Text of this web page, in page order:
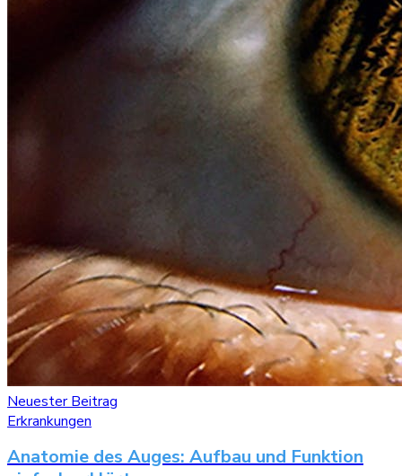
Neuester Beitrag
Erkrankungen
Anatomie des Auges: Aufbau und Funktion